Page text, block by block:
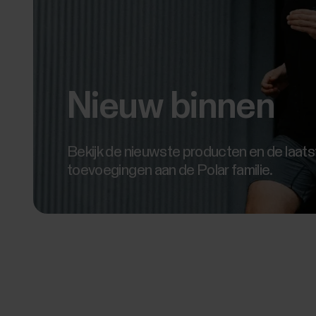
Nieuw binnen
Bekijk de nieuwste producten en de
toevoegingen aan de Polar familie.